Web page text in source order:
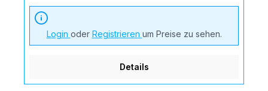
Login oder Registrieren um Preise zu sehen.
Details